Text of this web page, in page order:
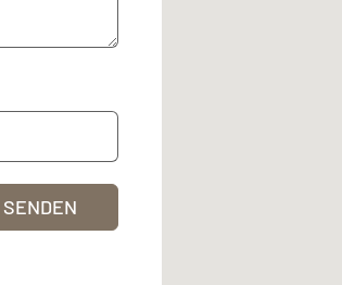
SENDEN